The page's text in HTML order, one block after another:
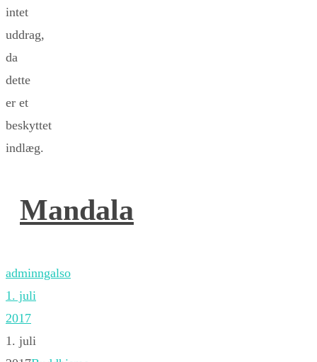
intet
uddrag,
da
dette
er et
beskyttet
indlæg.
Mandala
adminngalso
1. juli
2017
1. juli